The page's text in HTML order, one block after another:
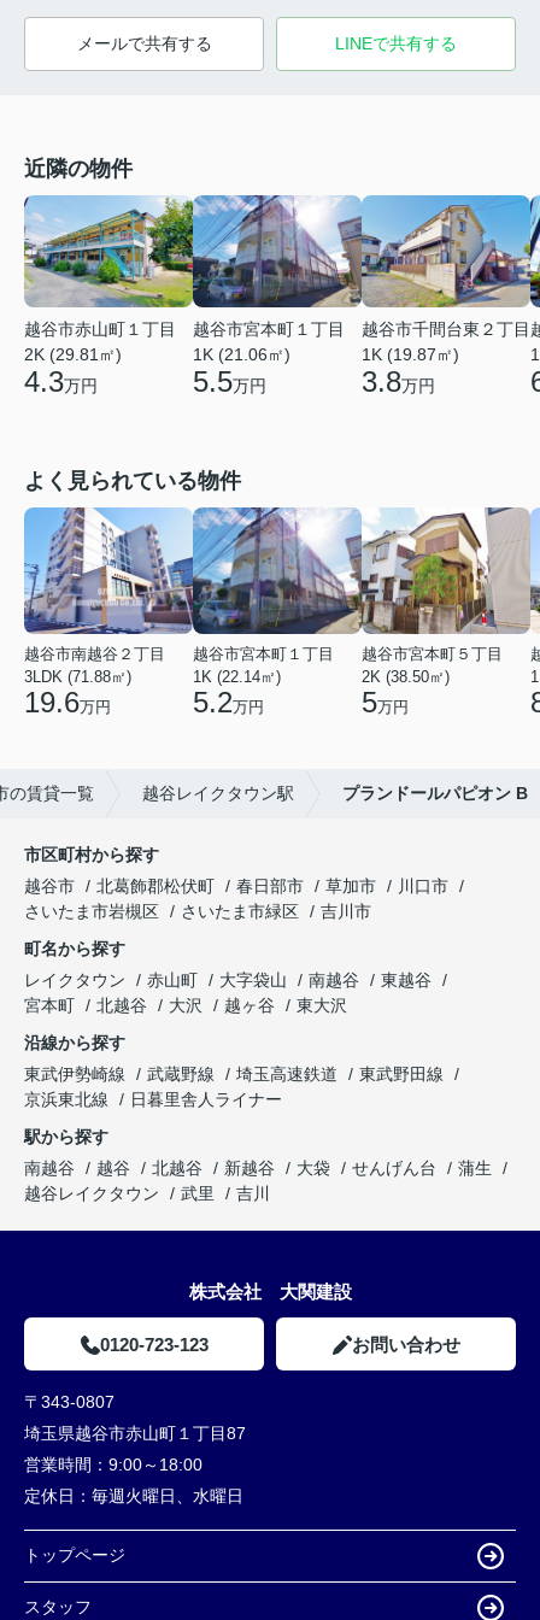
メールで共有する LINEで共有する
近隣の物件
越谷市赤山町１丁目
2K (29.81㎡)
4.3万円
越谷市宮本町１丁目
1K (21.06㎡)
5.5万円
越谷市千間台東２丁目
1K (19.87㎡)
3.8万円
よく見られている物件
越谷市南越谷２丁目
3LDK (71.88㎡)
19.6万円
越谷市宮本町１丁目
1K (22.14㎡)
5.2万円
越谷市宮本町５丁目
2K (38.50㎡)
5万円
の賃貸一覧 越谷レイクタウン駅 プランドールパピオン B
市区町村から探す
越谷市
北葛飾郡松伏町 春日部市 草加市
川口市
さいたま市岩槻区
さいたま市緑区
吉川市
町名から探す
レイクタウン
赤山町 大字袋山 南越谷
東越谷
宮本町
北越谷 大沢 越ヶ谷
東大沢
沿線から探す
東武伊勢崎線
武蔵野線 埼玉高速鉄道
東武野田線
京浜東北線
日暮里舎人ライナー
駅から探す
南越谷
越谷 北越谷 新越谷 大袋 せんげん台
蒲生
越谷レイクタウン
武里 吉川
株式会社 大関建設
0120-723-123 お問い合わせ
〒343-0807
埼玉県越谷市赤山町１丁目87
営業時間： 9:00～18:00
定休日： 毎週火曜日、水曜日
トップページ
スタッフ